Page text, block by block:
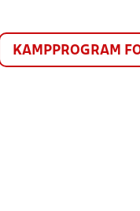
KAMPPROGRAM